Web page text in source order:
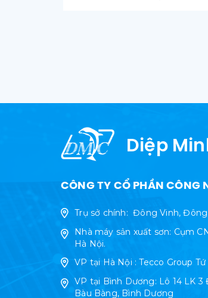
Diệp
CÔNG TY CỔ PHẦN CÔNG
Trụ sở chính: Đông Vinh, Đông
Nhà máy sản xuất sơn: Cụm
Hà Nội.
VP tại Hà Nội : Tecco Group
VP tại Bình Dương: Lô 14 LK
Bàu Bàng, Bình Dương